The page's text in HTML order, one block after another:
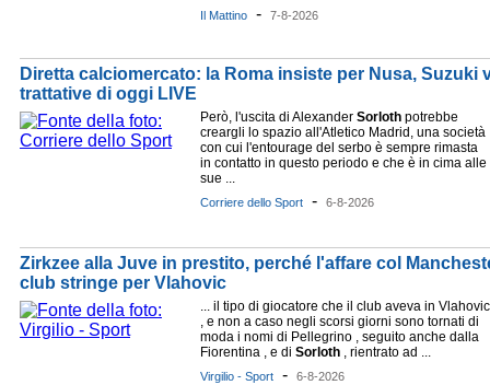
Il Mattino - 7-8-2026
Diretta calciomercato: la Roma insiste per Nusa, Suzuki
trattative di oggi LIVE
Però, l'uscita di Alexander Sorloth potrebbe
creargli lo spazio all'Atletico Madrid, una società
con cui l'entourage del serbo è sempre rimasta
in contatto in questo periodo e che è in cima alle
sue ...
Corriere dello Sport - 6-8-2026
Zirkzee alla Juve in prestito, perché l'affare col
club stringe per Vlahovic
... il tipo di giocatore che il club aveva in Vlahovic
, e non a caso negli scorsi giorni sono tornati di
moda i nomi di Pellegrino , seguito anche dalla
Fiorentina , e di Sorloth , rientrato ad ...
Virgilio - Sport - 6-8-2026